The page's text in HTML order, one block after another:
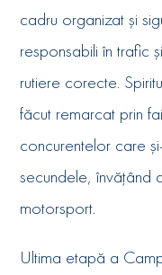
cadru organizat și
responsabili în trafic
rutiere corecte.
făcut remarcat prin
concurentelor care
secundele, învățând
motorsport.
Ultima etapă a